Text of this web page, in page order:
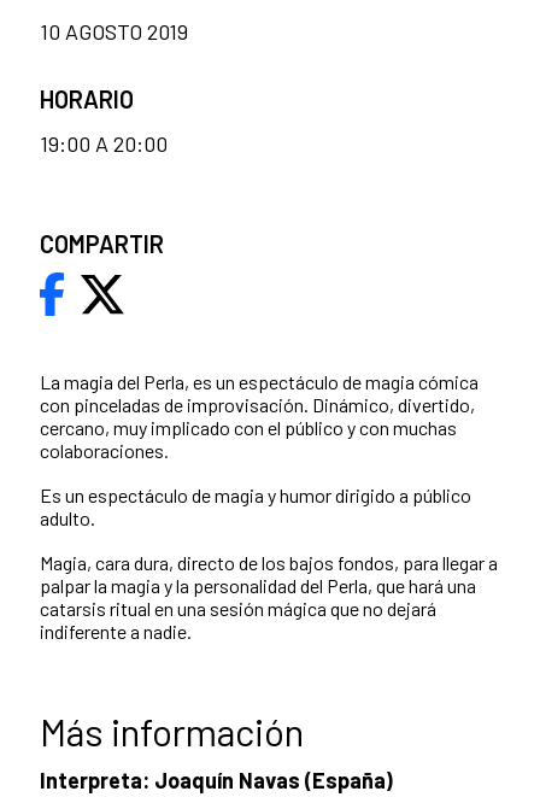
La magia del Perla, es un espectáculo de magia cómica
con pinceladas de improvisación. Dinámico, divertido,
cercano, muy implicado con el público y con muchas
colaboraciones.
Es un espectáculo de magia y humor dirigido a público
adulto.
Magia, cara dura, directo de los bajos fondos, para llegar a
palpar la magia y la personalidad del Perla, que hará una
catarsis ritual en una sesión mágica que no dejará
indiferente a nadie.
Más información
Interpreta: Joaquín Navas (España)
10 AGOSTO 2019
HORARIO
19:00 A 20:00
COMPARTIR